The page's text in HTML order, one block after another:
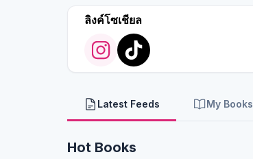
ลิงค์โซเชียล
Latest Feeds My Books
Hot Books